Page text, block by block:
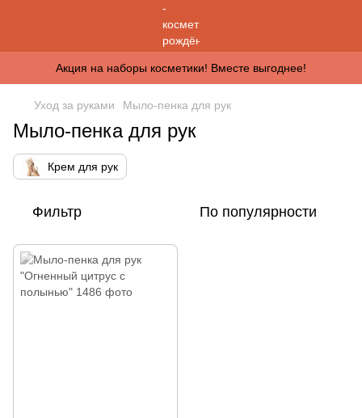
Акция на наборы косметики! Вместе выгоднее!
Уход за руками Мыло-пенка для рук
Мыло-пенка для рук
Крем для рук
Фильтр По популярности